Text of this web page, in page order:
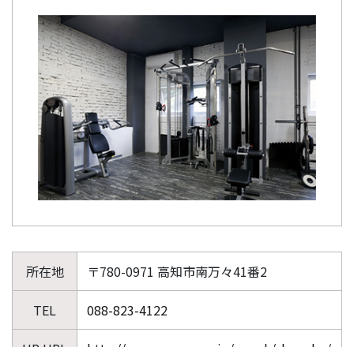
所在地 〒780-0971 高知市南万々41番2
TEL 088-823-4122